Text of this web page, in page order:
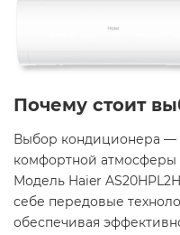
Почему стоит
Выбор кондиционера —
комфортной
Модель Haier
себе передовые
обеспечивая